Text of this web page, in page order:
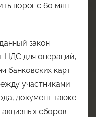
порог с 60 млн
закон
НДС для операций,
банковских карт
участниками
документ также
акцизных сборов